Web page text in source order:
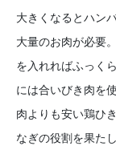
大きくなるとハン
大量のお肉が必要
を入れればふっく
には合いびき肉を
肉よりも安い鶏ひ
なぎの役割を果た